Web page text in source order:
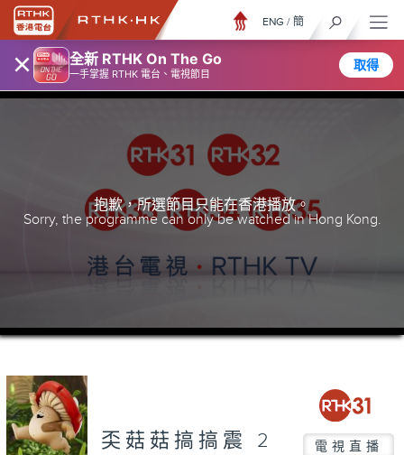
× 全新 RTHK On The Go
一手掌握 RTHK 電台、電視節目
取得
ENG / 簡
抱歉，所選節目只能在香港播放。
Sorry, the programme can only be watched in Hong Kong.
奀菇菇搞搞震 2 電視直播